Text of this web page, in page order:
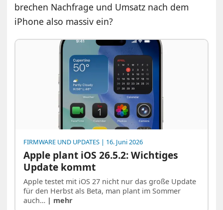
brechen Nachfrage und Umsatz nach dem
iPhone also massiv ein?
FIRMWARE UND UPDATES | 16. Juni 2026
Apple plant iOS 26.5.2: Wichtiges
Update kommt
Apple testet mit iOS 27 nicht nur das große Update
für den Herbst als Beta, man plant im Sommer
auch… | mehr